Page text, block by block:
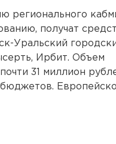
регионального
получат
Уральский
Ирбит. Объем
31 миллион